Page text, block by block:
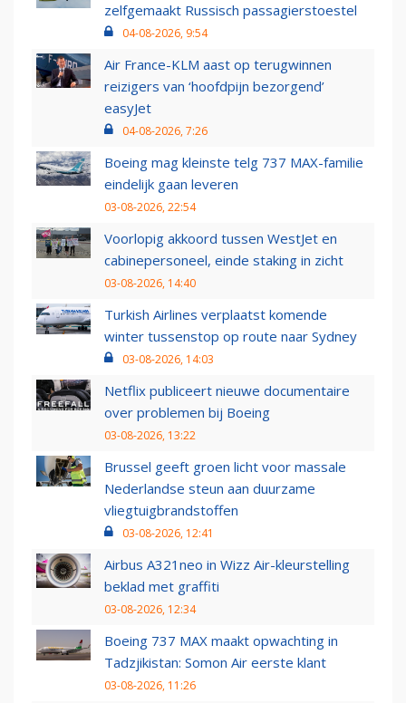
zelfgemaakt Russisch passagierstoestel
04-08-2026, 9:54
Air France-KLM aast op terugwinnen
reizigers van ‘hoofdpijn bezorgend’
easyJet
04-08-2026, 7:26
Boeing mag kleinste telg 737 MAX-familie
eindelijk gaan leveren
03-08-2026, 22:54
Voorlopig akkoord tussen WestJet en
cabinepersoneel, einde staking in zicht
03-08-2026, 14:40
Turkish Airlines verplaatst komende
winter tussenstop op route naar Sydney
03-08-2026, 14:03
Netflix publiceert nieuwe documentaire
over problemen bij Boeing
03-08-2026, 13:22
Brussel geeft groen licht voor massale
Nederlandse steun aan duurzame
vliegtuigbrandstoffen
03-08-2026, 12:41
Airbus A321neo in Wizz Air-kleurstelling
beklad met graffiti
03-08-2026, 12:34
Boeing 737 MAX maakt opwachting in
Tadzjikistan: Somon Air eerste klant
03-08-2026, 11:26